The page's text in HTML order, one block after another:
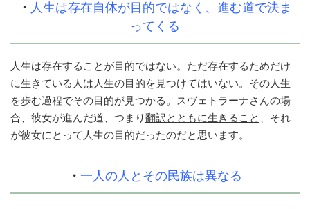
・ 人生は存在自体が目的ではなく、進む道で決ま
ってくる
人生は存在することが目的ではない。ただ存在するためだけ
に生きている人は人生の目的を見つけてはいない。その人生
を歩む過程でその目的が見つかる。スヴェトラーナさんの場
合、彼女が進んだ道、つまり翻訳とともに生きること
、それ
が彼女にとって人生の目的だったのだと思います。
・ 一人の人とその民族は異なる